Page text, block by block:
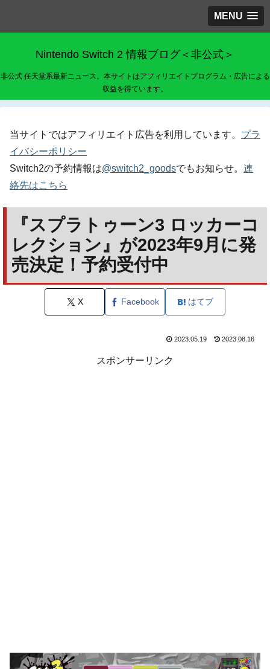
MENU
Nintendo Switch 2 情報ブログ＜非公式＞
非公式 任天堂系最新ニュース。本サイトはアフィリエイトプログラム・広告による
収益を得ています。
当サイトではアフィリエイト広告を利用しています。 プラ
イバシーポリシー
Switch2の予約情報は@switch2_goodsでもお知らせ。 連
絡先はこちら
『スプラトゥーン3 ロッカーコ
レクション』が2023年9月に発
売決定！予約受付中
X Facebook はてブ
2023.05.19 2023.08.16
スポンサーリンク